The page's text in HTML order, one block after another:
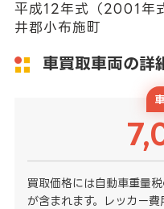
平成12年式（2001年
井郡小布施町
車買取車両の詳
買取価格には自動車重量
が含まれます。レッカー